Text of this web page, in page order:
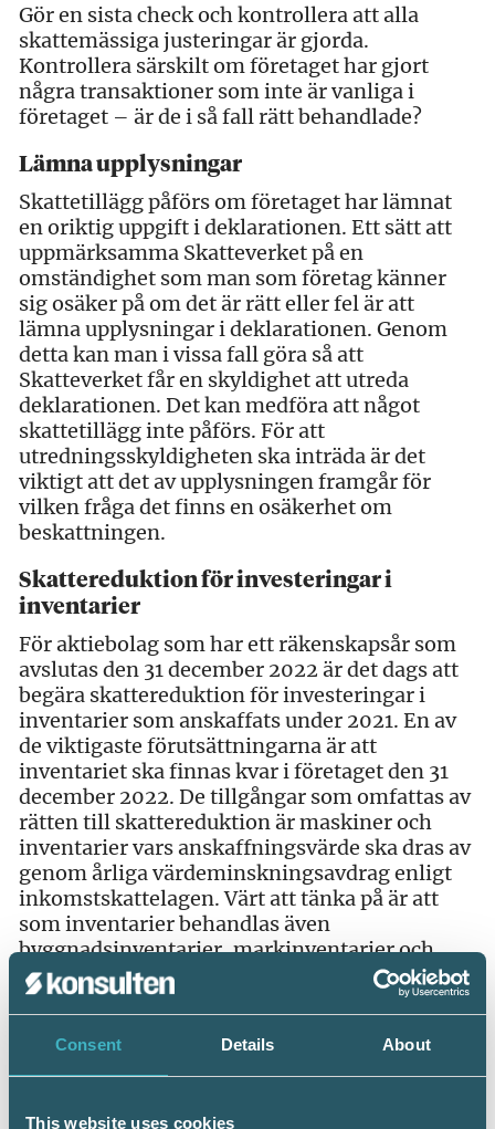
Consent Details About
This website uses cookies
Gör en sista check och kontrollera att alla
skattemässiga justeringar är gjorda.
Kontrollera särskilt om företaget har gjort
några transaktioner som inte är vanliga i
företaget – är de i så fall rätt behandlade?
Lämna upplysningar
Skattetillägg påförs om företaget har lämnat
en oriktig uppgift i deklarationen. Ett sätt att
uppmärksamma Skatteverket på en
omständighet som man som företag känner
sig osäker på om det är rätt eller fel är att
lämna upplysningar i deklarationen. Genom
detta kan man i vissa fall göra så att
Skatteverket får en skyldighet att utreda
deklarationen. Det kan medföra att något
skattetillägg inte påförs. För att
utredningsskyldigheten ska inträda är det
viktigt att det av upplysningen framgår för
vilken fråga det finns en osäkerhet om
beskattningen.
Skattereduktion för investeringar i
inventarier
För aktiebolag som har ett räkenskapsår som
avslutas den 31 december 2022 är det dags att
begära skattereduktion för investeringar i
inventarier som anskaffats under 2021. En av
de viktigaste förutsättningarna är att
inventariet ska finnas kvar i företaget den 31
december 2022. De tillgångar som omfattas av
rätten till skattereduktion är maskiner och
inventarier vars anskaffningsvärde ska dras av
genom årliga värdeminskningsavdrag enligt
inkomstskattelagen. Värt att tänka på är att
som inventarier behandlas även
byggnadsinventarier, markinventarier och
andra inventarier som en nyttjanderättshavare
innehar med nyttjanderätt och
I deklarationen ska hela underlaget för
kan utnyttja hela underlaget vid årets